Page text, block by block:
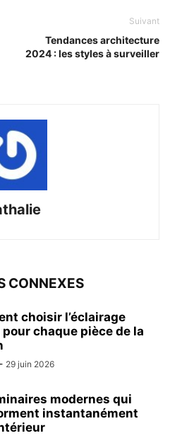
Suivant
Tendances architecture
2024 : les styles à surveiller
CONNEXES
choisir l’éclairage
chaque pièce de la
- 29 juin 2026
modernes qui
instantanément